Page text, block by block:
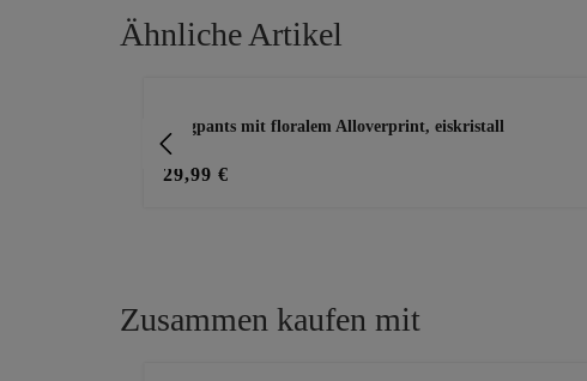
Ähnliche Artikel
Joggpants mit floralem Alloverprint, eiskristall
29,99 €
Zusammen kaufen mit